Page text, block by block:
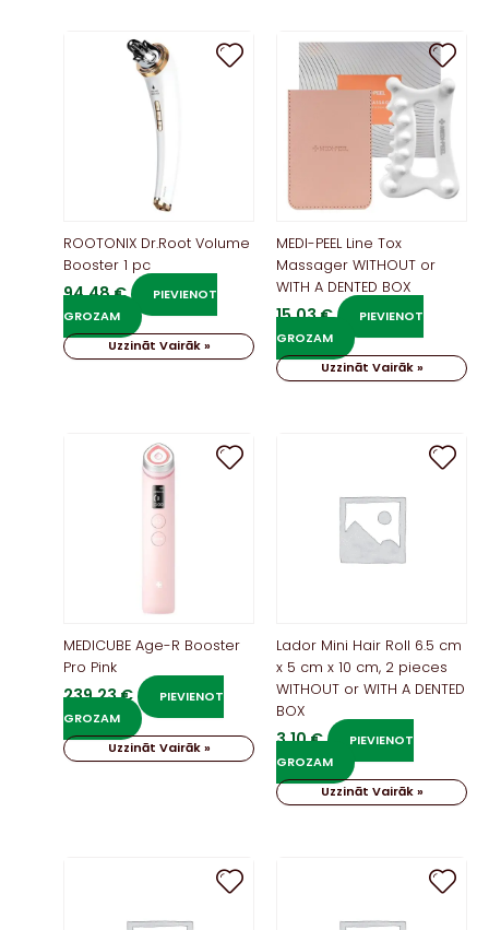
ROOTONIX Dr.Root Volume
Booster 1 pc
94,48€
PIEVIENOT
GROZAM
Uzzināt Vairāk »
MEDI-PEEL Line Tox
Massager WITHOUT or
WITH A DENTED BOX
15,03€
PIEVIENOT
GROZAM
Uzzināt Vairāk »
MEDICUBE Age-R Booster
Pro Pink
239,23€
PIEVIENOT
GROZAM
Uzzināt Vairāk »
Lador Mini Hair Roll 6.5 cm
x 5 cm x 10 cm, 2 pieces
WITHOUT or WITH A DENTED
BOX
3,10€
PIEVIENOT
GROZAM
Uzzināt Vairāk »